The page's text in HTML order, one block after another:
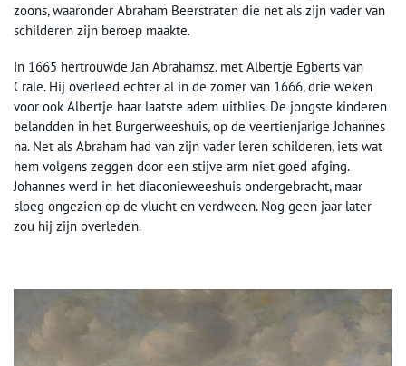
zoons, waaronder Abraham Beerstraten die net als zijn vader van
schilderen zijn beroep maakte.
In 1665 hertrouwde Jan Abrahamsz. met Albertje Egberts van
Crale. Hij overleed echter al in de zomer van 1666, drie weken
voor ook Albertje haar laatste adem uitblies. De jongste kinderen
belandden in het Burgerweeshuis, op de veertienjarige Johannes
na. Net als Abraham had van zijn vader leren schilderen, iets wat
hem volgens zeggen door een stijve arm niet goed afging.
Johannes werd in het diaconieweeshuis ondergebracht, maar
sloeg ongezien op de vlucht en verdween. Nog geen jaar later
zou hij zijn overleden.